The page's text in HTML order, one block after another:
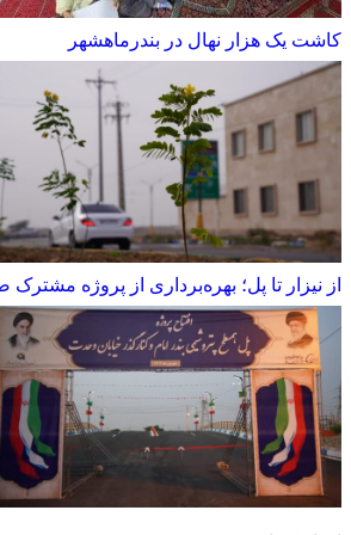
کاشت یک هزار نهال در بندرماهشهر
از نیزار تا پل؛ بهره‌برداری از پروژه